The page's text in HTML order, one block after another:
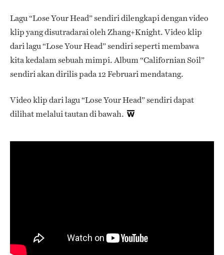
Lagu “Lose Your Head” sendiri dilengkapi dengan video
klip yang disutradarai oleh Zhang+Knight. Video klip
dari lagu “Lose Your Head” sendiri seperti membawa
kita kedalam sebuah mimpi. Album “Californian Soil”
sendiri akan dirilis pada 12 Februari mendatang.
Video klip dari lagu “Lose Your Head” sendiri dapat
dilihat melalui tautan di bawah.